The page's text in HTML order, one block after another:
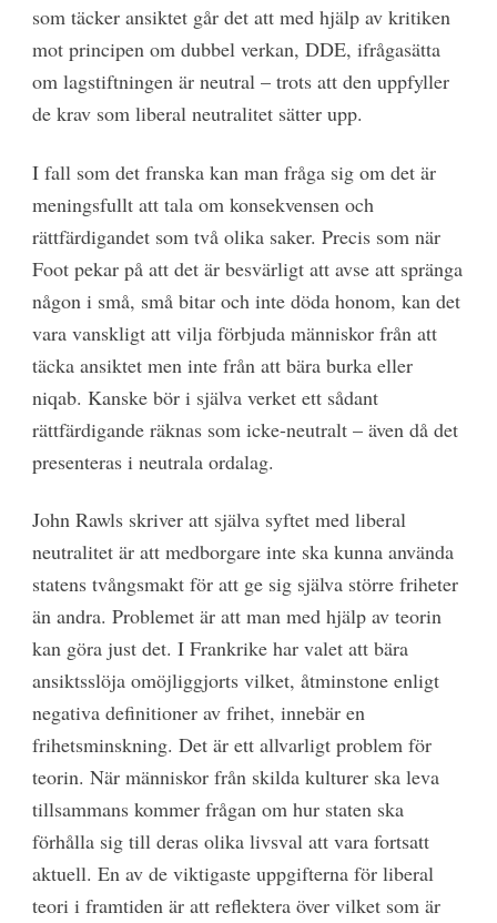
som täcker ansiktet går det att med hjälp av kritiken
mot principen om dubbel verkan, DDE, ifrågasätta
om lagstiftningen är neutral – trots att den uppfyller
de krav som liberal neutralitet sätter upp.
I fall som det franska kan man fråga sig om det är
meningsfullt att tala om konsekvensen och
rättfärdigandet som två olika saker. Precis som när
Foot pekar på att det är besvärligt att avse att spränga
någon i små, små bitar och inte döda honom, kan det
vara vanskligt att vilja förbjuda människor från att
täcka ansiktet men inte från att bära burka eller
niqab. Kanske bör i själva verket ett sådant
rättfärdigande räknas som icke-neutralt – även då det
presenteras i neutrala ordalag.
John Rawls skriver att själva syftet med liberal
neutralitet är att medborgare inte ska kunna använda
statens tvångsmakt för att ge sig själva större friheter
än andra. Problemet är att man med hjälp av teorin
kan göra just det. I Frankrike har valet att bära
ansiktsslöja omöjliggjorts vilket, åtminstone enligt
negativa definitioner av frihet, innebär en
frihetsminskning. Det är ett allvarligt problem för
teorin. När människor från skilda kulturer ska leva
tillsammans kommer frågan om hur staten ska
förhålla sig till deras olika livsval att vara fortsatt
aktuell. En av de viktigaste uppgifterna för liberal
teori i framtiden är att reflektera över vilket som är